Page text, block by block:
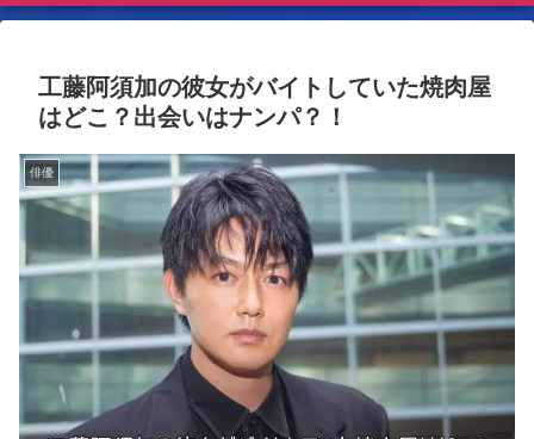
工藤阿須加の彼女がバイトしていた焼肉屋
はどこ？出会いはナンパ？！
俳優